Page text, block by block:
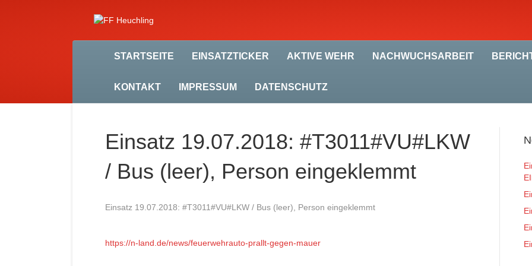
STARTSEITE EINSATZTICKER AKTIVE WEHR NACHWUCHSARBEIT
KONTAKT IMPRESSUM DATENSCHUTZ
Einsatz 19.07.2018: #T3011#VU#LKW
/ Bus (leer), Person eingeklemmt
Einsatz 19.07.2018: #T3011#VU#LKW / Bus (leer), Person eingeklemmt
https://n-land.de/news/feuerwehrauto-prallt-gegen-mauer